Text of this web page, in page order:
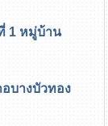
หมู่บ้าน
บัวทอง